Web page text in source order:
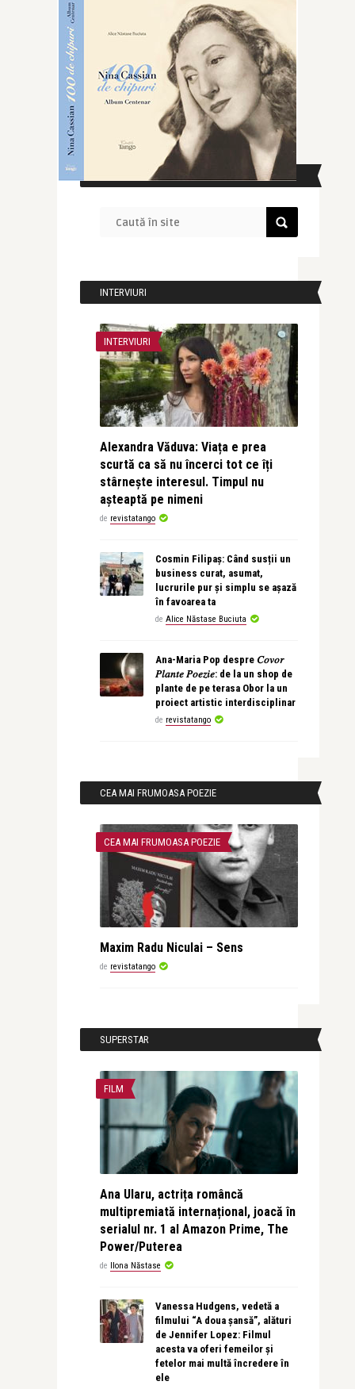
CAUTĂ ÎN SITE
INTERVIURI
INTERVIURI
Alexandra Văduva: Viața e prea
scurtă ca să nu încerci tot ce îți
stârnește interesul. Timpul nu
așteaptă pe nimeni
de revistatango
Cosmin Filipaș: Când susții un
business curat, asumat,
lucrurile pur și simplu se așază
în favoarea ta
de Alice Năstase Buciuta
Ana-Maria Pop despre 𝐶𝑜𝑣𝑜𝑟
𝑃𝑙𝑎𝑛𝑡𝑒 𝑃𝑜𝑒𝑧𝑖𝑒: de la un shop de
plante de pe terasa Obor la un
proiect artistic interdisciplinar
de revistatango
CEA MAI FRUMOASA POEZIE
CEA MAI FRUMOASA POEZIE
Maxim Radu Niculai – Sens
de revistatango
SUPERSTAR
FILM
Ana Ularu, actrița româncă
multipremiată internațional, joacă în
serialul nr. 1 al Amazon Prime, The
Power/Puterea
de Ilona Năstase
Vanessa Hudgens, vedetă a
filmului “A doua șansă”, alături
de Jennifer Lopez: Filmul
acesta va oferi femeilor și
fetelor mai multă încredere în
ele